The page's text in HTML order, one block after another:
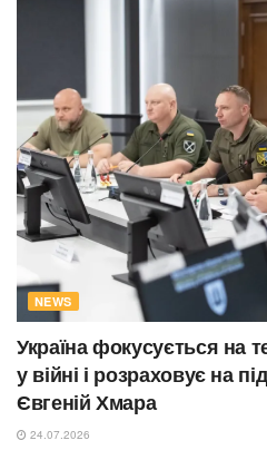
NEWS
Україна фокусується на
у війні і розраховує на
Євгеній Хмара
24.07.2026